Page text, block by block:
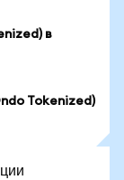
в
Tokenized)